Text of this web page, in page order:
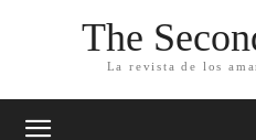
The
La revista de los